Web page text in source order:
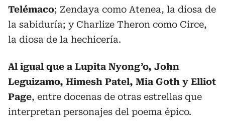
Telémaco; Zendaya como Atenea, la diosa de
la sabiduría; y Charlize Theron como Circe,
la diosa de la hechicería.
Al igual que a Lupita Nyong’o, John
Leguizamo, Himesh Patel, Mia Goth y Elliot
Page, entre docenas de otras estrellas que
interpretan personajes del poema épico.